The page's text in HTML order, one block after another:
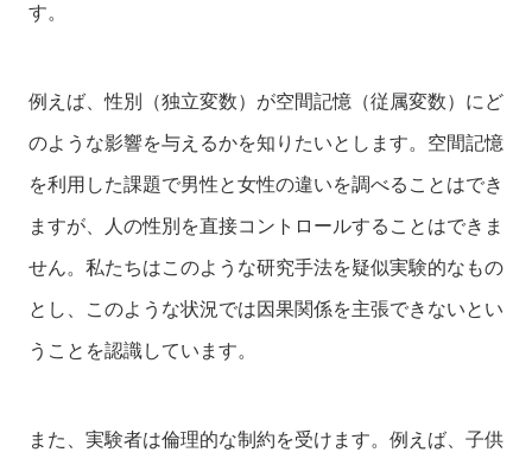
す。
例えば、性別（独立変数）が空間記憶（従属変数）にど
のような影響を与えるかを知りたいとします。空間記憶
を利用した課題で男性と女性の違いを調べることはでき
ますが、人の性別を直接コントロールすることはできま
せん。私たちはこのような研究手法を疑似実験的なもの
とし、このような状況では因果関係を主張できないとい
うことを認識しています。
また、実験者は倫理的な制約を受けます。例えば、子供